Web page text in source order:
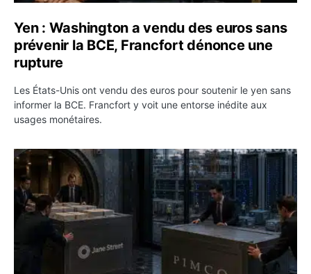
Yen : Washington a vendu des euros sans
prévenir la BCE, Francfort dénonce une
rupture
Les États-Unis ont vendu des euros pour soutenir le yen sans
informer la BCE. Francfort y voit une entorse inédite aux
usages monétaires.
Jane Street négocie le transfert de 11 milliards de